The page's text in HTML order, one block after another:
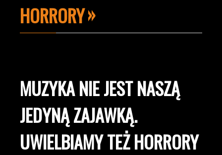
HORRORY
MUZYKA NIE JEST NASZĄ
JEDYNĄ ZAJAWKĄ.
UWIELBIAMY TEŻ HORRORY